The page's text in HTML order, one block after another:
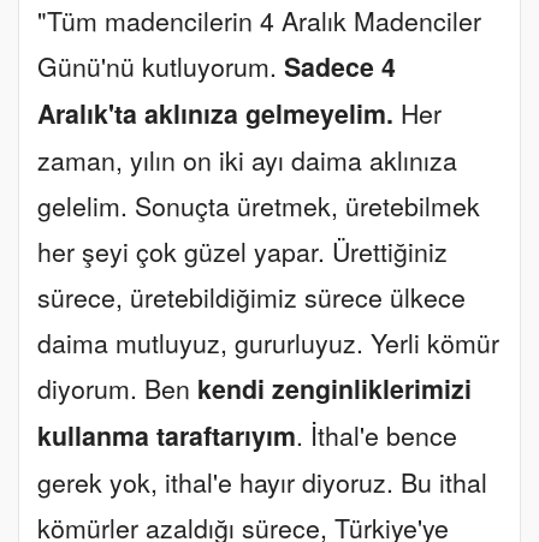
"Tüm madencilerin 4 Aralık Madenciler
Günü'nü kutluyorum. Sadece 4
Aralık'ta aklınıza gelmeyelim. Her
zaman, yılın on iki ayı daima aklınıza
gelelim. Sonuçta üretmek, üretebilmek
her şeyi çok güzel yapar. Ürettiğiniz
sürece, üretebildiğimiz sürece ülkece
daima mutluyuz, gururluyuz. Yerli kömür
diyorum. Ben kendi zenginliklerimizi
kullanma taraftarıyım. İthal'e bence
gerek yok, ithal'e hayır diyoruz. Bu ithal
kömürler azaldığı sürece, Türkiye'ye